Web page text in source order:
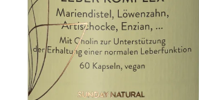
Artischocke (Cynara cardunculus): reiner
Blättern mit 5% Cynarin
Enzian-Extrakt aus den Wurzel des
(Gentiana lutea)
Löwenzahn (Taraxacum officinale): Extrakt